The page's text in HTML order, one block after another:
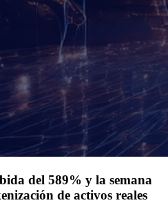
del 589% y la semana
de activos reales